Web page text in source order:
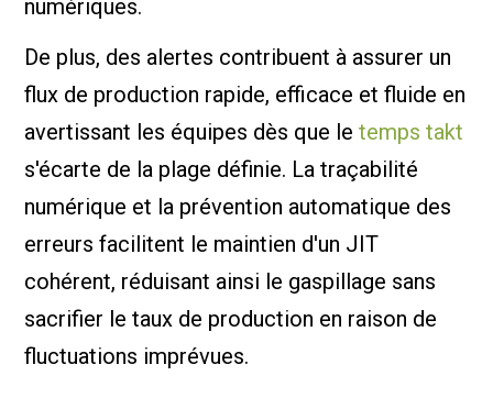
numériques.
De plus, des alertes contribuent à assurer un
flux de production rapide, efficace et fluide en
avertissant les équipes dès que letemps takt
s'écarte de la plage définie. La traçabilité
numérique et la prévention automatique des
erreurs facilitent le maintien d'un JIT
cohérent, réduisant ainsi le gaspillage sans
sacrifier le taux de production en raison de
fluctuations imprévues.